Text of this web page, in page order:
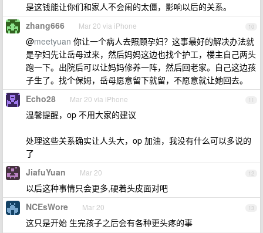
是这钱能让你们和家人不会闹的太僵，影响以后的关系。
10
zhang666 Mar 20 via iPhone
@meetyuan 你让一个病人去照顾孕妇？这事最好的解决办法就
是孕妇先让岳母过来，然后妈妈这边也找个护工，楼主自己两头
跑一下。出院后可以让妈妈修养一阵，然后回老家。自己这边孩
子生了。找个保姆，岳母愿意留下就留，不愿意就让她回去。
11
Echo28 Mar 20 via iPhone
温馨提醒，op 不用大家的建议
处理这些关系确实让人头大，op 加油，我没有什么可以多说的
了
12
JiafuYuan Mar 20
以后这种事情只会更多,硬着头皮面对吧
13
NCEsWore Mar 20
这只是开始 生完孩子之后会有各种更头疼的事